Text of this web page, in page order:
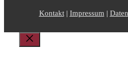
Kontakt| Impressum |
Schließen